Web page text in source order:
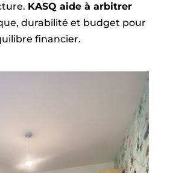
KASQ aide à arbitrer
durabilité et budget pour
financier.